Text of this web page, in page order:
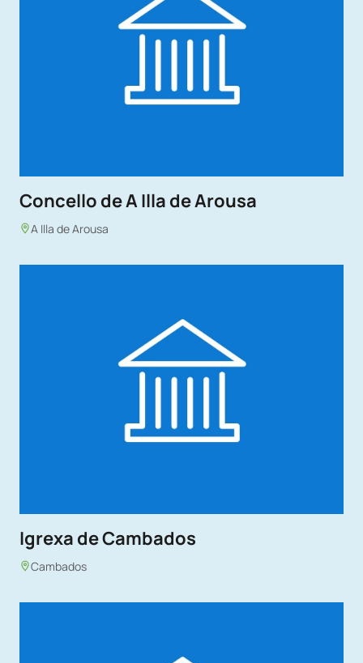
Concello de A Illa de Arousa
A Illa de Arousa
Igrexa de Cambados
Cambados